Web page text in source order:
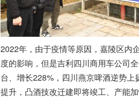
2022年，由于疫情等原因，嘉陵区内
度的影响，但是吉利四川商用车公司
台、增长228%，四川燕京啤酒逆势上
提升，凸酒技改迁建即将竣工、产能